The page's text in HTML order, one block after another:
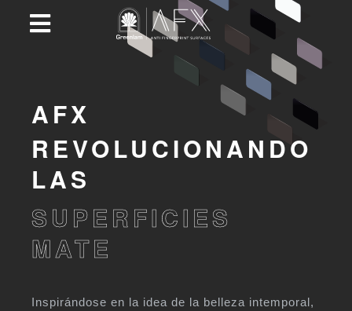
AFX
REVOLUCIONANDO
LAS
SUPERFICIES
MATE
Inspirándose en la idea de la belleza intemporal,